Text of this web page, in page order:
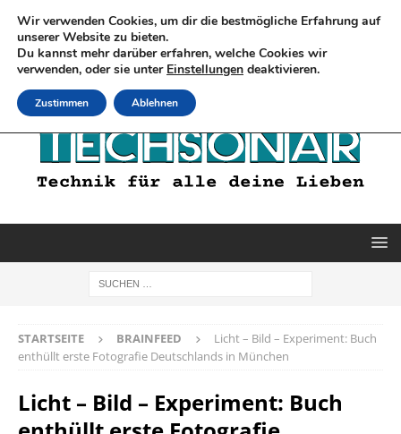
STARTSEITE BRAINFEED
Licht – Bild – Experiment: Buch
enthüllt erste Fotografie Deutschlands in München
Licht – Bild – Experiment: Buch
Wir verwenden Cookies, um dir die bestmögliche Erfahrung auf
unserer Website zu bieten.
Du kannst mehr darüber erfahren, welche Cookies wir
verwenden, oder sie unter Einstellungen deaktivieren.
Zustimmen Ablehnen